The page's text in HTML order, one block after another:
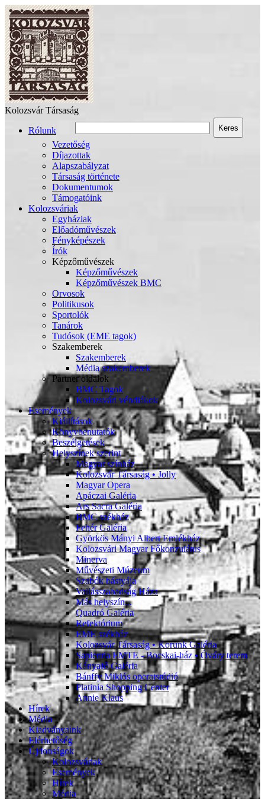
Kolozsvár Társaság
Keres
Rólunk
Vezetőség
Díjazottak
Alapszabályzat
Társaság története
Dokumentumok
Támogatóink
Kolozsváriak
Egyháziak
Előadóművészek
Fényképészek
Írók
Képzőművészek
Képzőművészek
Képzőművészek BMC
Orvosok
Politikusok
Sportolók
Tanárok
Tudósok (EME tagok)
Szakemberek
Szakemberek
Média szakemberek
Partner oldalok
BMC Tagok
Kolozsvári véndiákok
Események
Kiállítások
Könyvbenutatók
Beszélgetések
Helyszínek szerint
Magyar színház
Kolozsvár Társaság • Jolly
Magyar Opera
Apáczai Galéria
Ars Sacra Galéria
BMC székház
Fehér Galéria
Györkös Mányi Albert Emlékház
Kolozsvári Magyar Főkonzulátus
Minerva
Művészeti Múzeum
Szabók bástyája
Vallásszabadság Háza
Más helyszín...
Quadró Galéria
Refektórium
EME székház
Kolozsvár Társaság • Korunk Galéria
Sapientia EMTE - Bocskai-ház • Óváry terem
Kányafő Galéria
Bánffy Miklós operatstúdió
Platinia Shopping Center
Annie Klaus
Hírek
Média
Kiadványaink
Elérhetőség
Újdonságok
Kolozsváriak
Események
Hírek
Média